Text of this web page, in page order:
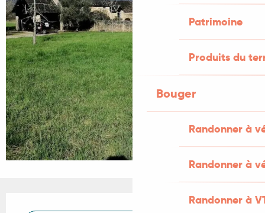
Patrimoine
Produits du
Bouger
Randonner à
Randonner à
Randonner à
Ouverture et coordonnées